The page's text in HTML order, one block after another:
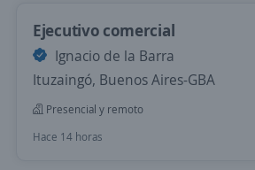
Ejecutivo comercial
Ignacio de la Barra
Ituzaingó, Buenos Aires-GBA
Presencial y remoto
Hace 14 horas